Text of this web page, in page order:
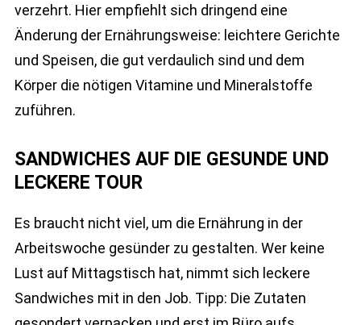
verzehrt. Hier empfiehlt sich dringend eine
Änderung der Ernährungsweise: leichtere Gerichte
und Speisen, die gut verdaulich sind und dem
Körper die nötigen Vitamine und Mineralstoffe
zuführen.
SANDWICHES AUF DIE GESUNDE UND
LECKERE TOUR
Es braucht nicht viel, um die Ernährung in der
Arbeitswoche gesünder zu gestalten. Wer keine
Lust auf Mittagstisch hat, nimmt sich leckere
Sandwiches mit in den Job. Tipp: Die Zutaten